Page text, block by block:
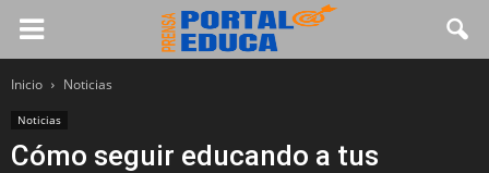
Inicio Noticias
Noticias
Cómo seguir educando a tus